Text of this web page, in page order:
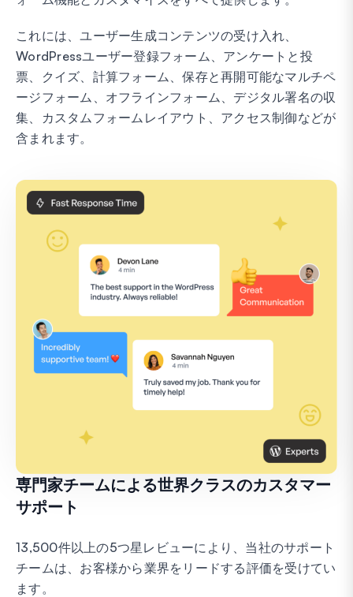
これには、ユーザー生成コンテンツの受け入れ、
WordPressユーザー登録フォーム、アンケートと投
票、クイズ、計算フォーム、保存と再開可能なマルチペ
ージフォーム、オフラインフォーム、デジタル署名の収
集、カスタムフォームレイアウト、アクセス制御などが
含まれます。
専門家チームによる世界クラスのカスタマー
サポート
13,500件以上の5つ星レビューにより、当社のサポート
チームは、お客様から業界をリードする評価を受けてい
ます。